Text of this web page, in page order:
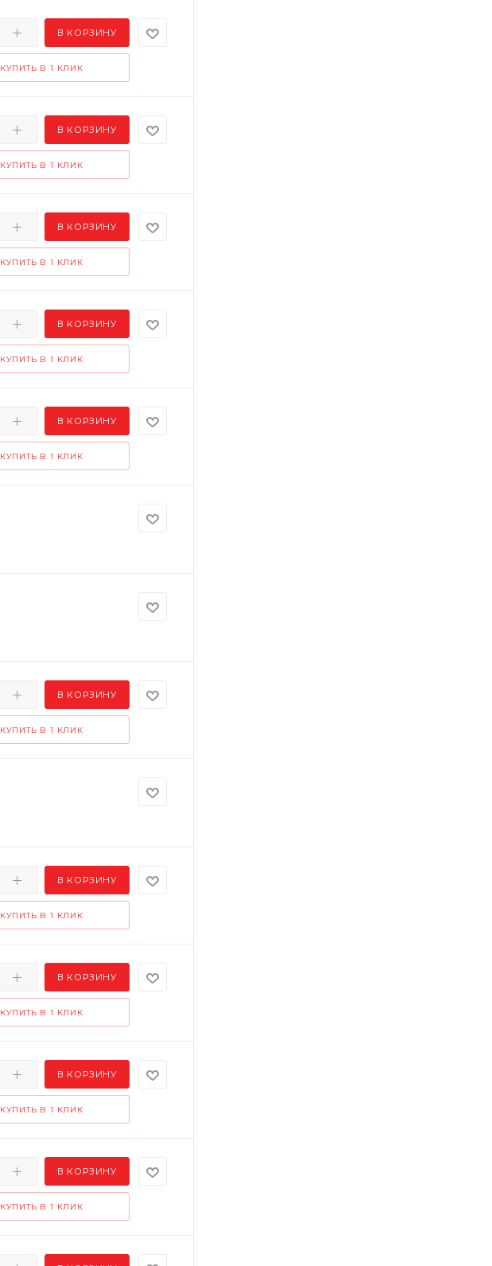
В КОРЗИНУ
КУПИТЬ В 1 КЛИК
В КОРЗИНУ
КУПИТЬ В 1 КЛИК
В КОРЗИНУ
КУПИТЬ В 1 КЛИК
В КОРЗИНУ
КУПИТЬ В 1 КЛИК
В КОРЗИНУ
КУПИТЬ В 1 КЛИК
В КОРЗИНУ
КУПИТЬ В 1 КЛИК
В КОРЗИНУ
КУПИТЬ В 1 КЛИК
В КОРЗИНУ
КУПИТЬ В 1 КЛИК
В КОРЗИНУ
КУПИТЬ В 1 КЛИК
В КОРЗИНУ
КУПИТЬ В 1 КЛИК